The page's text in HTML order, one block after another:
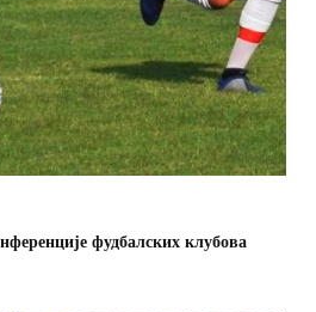
фудбалских клубова